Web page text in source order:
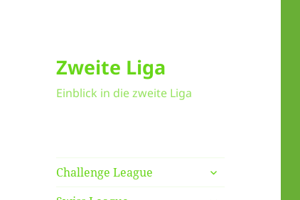
Zweite Liga
Einblick in die zweite Liga
Challenge League
untermenü
anzeigen